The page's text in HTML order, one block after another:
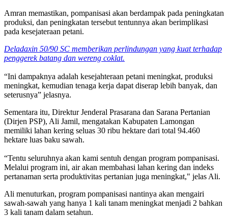
Amran memastikan, pompanisasi akan berdampak pada peningkatan
produksi, dan peningkatan tersebut tentunnya akan berimplikasi
pada kesejateraan petani.
Deladaxin 50/90 SC memberikan perlindungan yang kuat terhadap
penggerek batang dan wereng coklat.
“Ini dampaknya adalah kesejahteraan petani meningkat, produksi
meningkat, kemudian tenaga kerja dapat diserap lebih banyak, dan
seterusnya” jelasnya.
Sementara itu, Direktur Jenderal Prasarana dan Sarana Pertanian
(Dirjen PSP), Ali Jamil, mengatakan Kabupaten Lamongan
memiliki lahan kering seluas 30 ribu hektare dari total 94.460
hektare luas baku sawah.
“Tentu seluruhnya akan kami sentuh dengan program pompanisasi.
Melalui program ini, air akan membahasi lahan kering dan indeks
pertanaman serta produktivitas pertanian juga meningkat," jelas Ali.
Ali menuturkan, program pompanisasi nantinya akan mengairi
sawah-sawah yang hanya 1 kali tanam meningkat menjadi 2 bahkan
3 kali tanam dalam setahun.